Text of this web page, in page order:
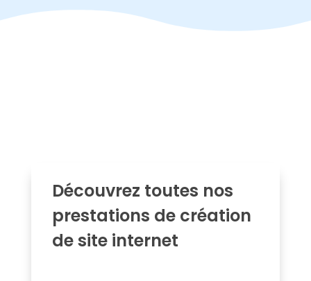
Découvrez toutes nos
prestations de création
de site internet